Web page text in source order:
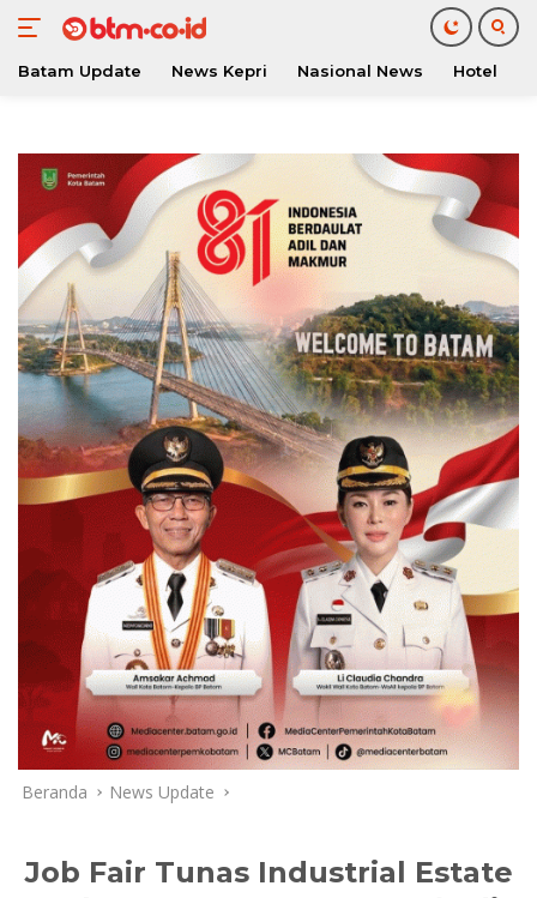
konten
Batam Update News Kepri Nasional News Hotel
Beranda News Update
Job Fair Tunas Industrial Estate